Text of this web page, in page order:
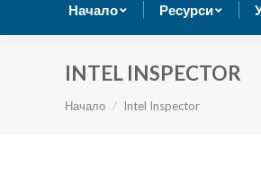
Начало Ресурси
INTEL INSPECTOR
Ти си тук:
Начало Intel Inspector